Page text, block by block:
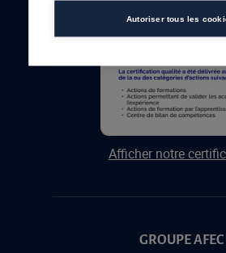
Afficher notre
GROUPE AFEC
Autoriser tous les